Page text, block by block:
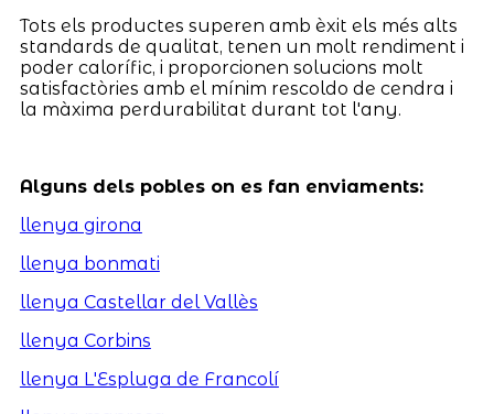
Tots els productes superen amb èxit els més alts
standards de qualitat, tenen un molt rendiment i
poder calorífic, i proporcionen solucions molt
satisfactòries amb el mínim rescoldo de cendra i
la màxima perdurabilitat durant tot l'any.
Alguns dels pobles on es fan enviaments:
llenya girona
llenya bonmati
llenya Castellar del Vallès
llenya Corbins
llenya L'Espluga de Francolí